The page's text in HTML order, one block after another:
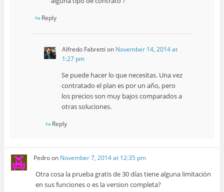
Reply
Alfredo Fabretti on November 14, 2014 at
1:27 pm
Se puede hacer lo que necesitas. Una vez
contratado el plan es por un año, pero
los precios son muy bajos comparados a
otras soluciones.
Reply
Pedroon November 7, 2014 at 12:35 pm
Otra cosa la prueba gratis de 30 días tiene alguna limitación
en sus funciones o es la version completa?